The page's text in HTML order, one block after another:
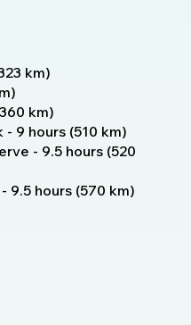
km)
km)
9 hours (510 km)
- 9.5 hours (520
9.5 hours (570 km)